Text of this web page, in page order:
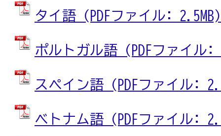
タイ語 (PDFファイル: 2.5MB)
ポルトガル語 (PDFファイル:
スペイン語 (PDFファイル:
ベトナム語 (PDFファイル: